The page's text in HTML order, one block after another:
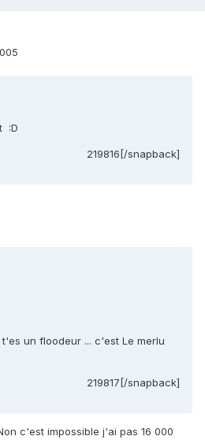
:D
219816[/snapback]
un floodeur ... c'est Le merlu
219817[/snapback]
c'est impossible j'ai pas 16 000